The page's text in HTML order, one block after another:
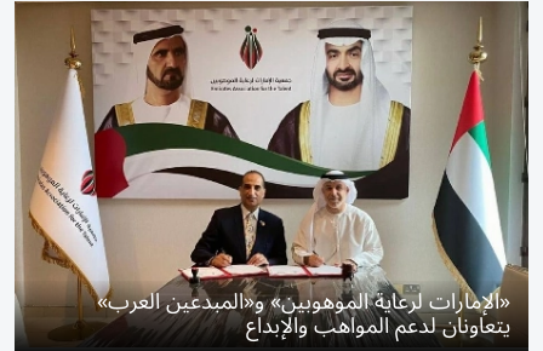
«الإمارات لرعاية الموهوبين» و«المبدعين العرب»
يتعاونان لدعم المواهب والإبداع